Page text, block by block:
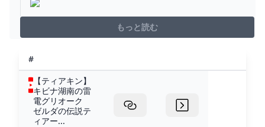
もっと読む
#
【ティアキン】
キビナ湖南の雷
電グリオーク
ゼルダの伝説テ
ィアー...